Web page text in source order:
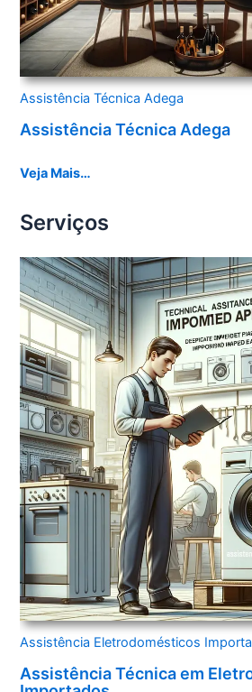
Assistência Técnica Adega
Assistência Técnica Adega
Veja Mais…
Serviços
Assistência Eletrodomésticos
Assistência Técnica em